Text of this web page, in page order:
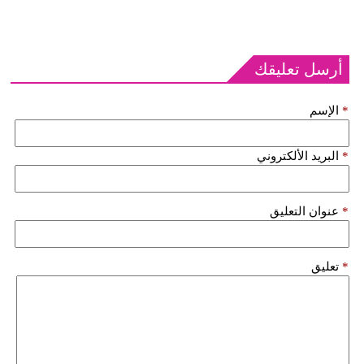
أرسل تعليقك
الإسم *
البريد الألكتروني *
عنوان التعليق *
تعليق *